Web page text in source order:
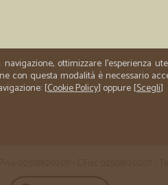
riconfermata!
ottimizzare l'esperienza
con questa modalità è necessario
[Cookie Policy] oppure [Scegli]